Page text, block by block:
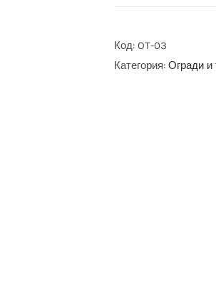
Код: OT-03
Категория: Огради и